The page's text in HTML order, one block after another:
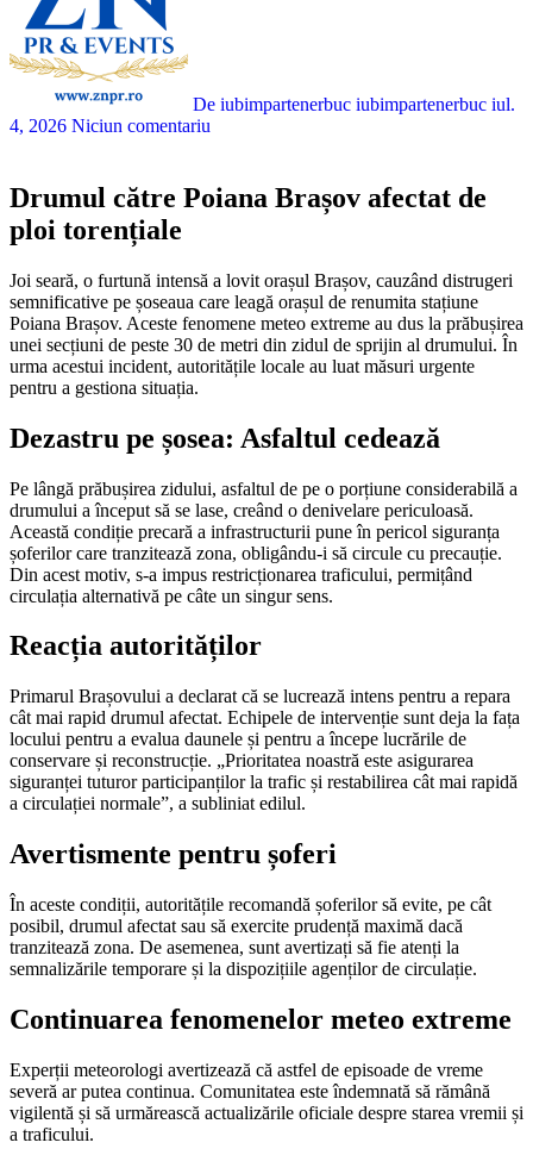
De iubimpartenerbuc iubimpartenerbuc iul.
4, 2026 Niciun comentariu
Drumul către Poiana Brașov afectat de
ploi torențiale
Joi seară, o furtună intensă a lovit orașul Brașov, cauzând distrugeri
semnificative pe șoseaua care leagă orașul de renumita stațiune
Poiana Brașov. Aceste fenomene meteo extreme au dus la prăbușirea
unei secțiuni de peste 30 de metri din zidul de sprijin al drumului. În
urma acestui incident, autoritățile locale au luat măsuri urgente
pentru a gestiona situația.
Dezastru pe șosea: Asfaltul cedează
Pe lângă prăbușirea zidului, asfaltul de pe o porțiune considerabilă a
drumului a început să se lase, creând o denivelare periculoasă.
Această condiție precară a infrastructurii pune în pericol siguranța
șoferilor care tranzitează zona, obligându-i să circule cu precauție.
Din acest motiv, s-a impus restricționarea traficului, permițând
circulația alternativă pe câte un singur sens.
Reacția autorităților
Primarul Brașovului a declarat că se lucrează intens pentru a repara
cât mai rapid drumul afectat. Echipele de intervenție sunt deja la fața
locului pentru a evalua daunele și pentru a începe lucrările de
conservare și reconstrucție. „Prioritatea noastră este asigurarea
siguranței tuturor participanților la trafic și restabilirea cât mai rapidă
a circulației normale”, a subliniat edilul.
Avertismente pentru șoferi
În aceste condiții, autoritățile recomandă șoferilor să evite, pe cât
posibil, drumul afectat sau să exercite prudență maximă dacă
tranzitează zona. De asemenea, sunt avertizați să fie atenți la
semnalizările temporare și la dispozițiile agenților de circulație.
Continuarea fenomenelor meteo extreme
Experții meteorologi avertizează că astfel de episoade de vreme
severă ar putea continua. Comunitatea este îndemnată să rămână
vigilentă și să urmărească actualizările oficiale despre starea vremii și
a traficului.